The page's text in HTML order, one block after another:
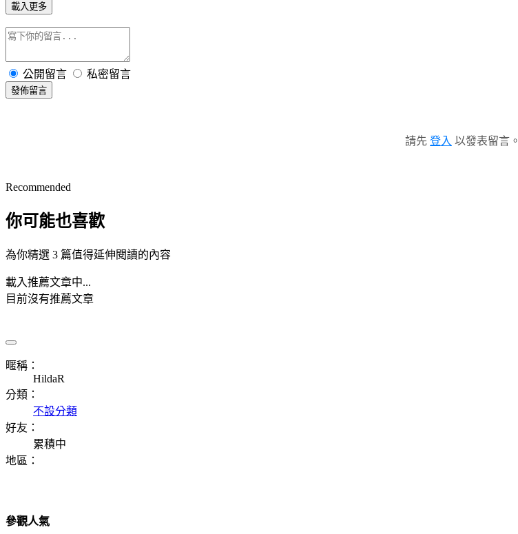
載入更多
公開留言 私密留言
發佈留言
請先 登入 以發表留言。
Recommended
你可能也喜歡
為你精選 3 篇值得延伸閱讀的內容
載入推薦文章中...
目前沒有推薦文章
暱稱：
HildaR
分類：
不設分類
好友：
累積中
地區：
參觀人氣